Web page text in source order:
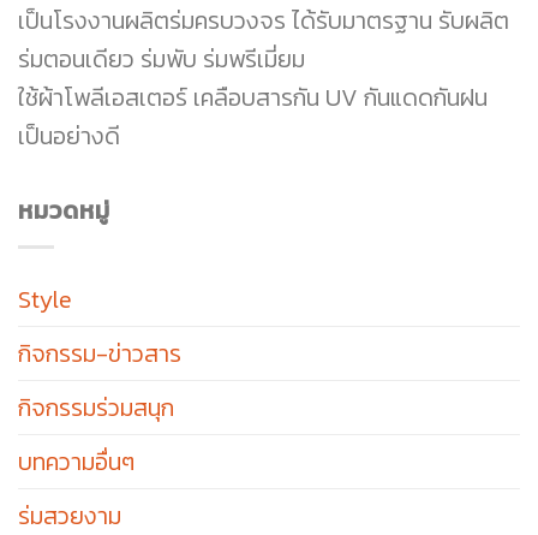
เป็นโรงงานผลิตร่มครบวงจร ได้รับมาตรฐาน รับผลิต
ร่มตอนเดียว ร่มพับ ร่มพรีเมี่ยม
ใช้ผ้าโพลีเอสเตอร์ เคลือบสารกัน UV กันแดดกันฝน
เป็นอย่างดี
หมวดหมู่
Style
กิจกรรม-ข่าวสาร
กิจกรรมร่วมสนุก
บทความอื่นๆ
ร่มสวยงาม